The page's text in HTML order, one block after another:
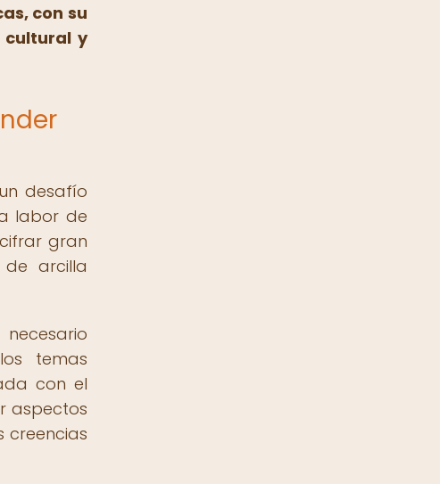
con su
cultural y
desafío
labor de
gran
arcilla
temas
con el
aspectos
creencias